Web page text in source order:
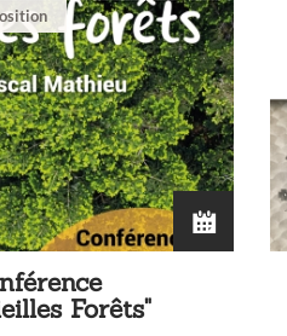
Forêts"